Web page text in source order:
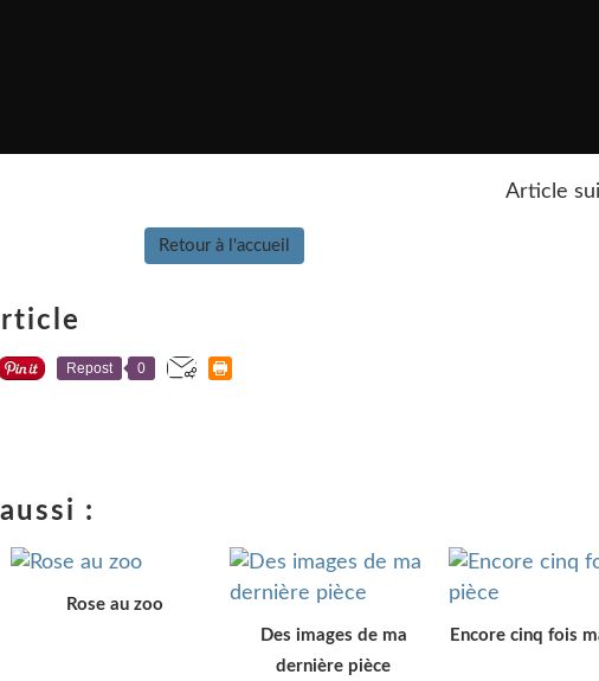
Article
Retour à l'accueil
Repost 0
:
Rose au zoo
Des images de ma
dernière pièce
Encore cinq fois